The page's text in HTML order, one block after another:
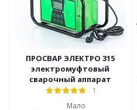
ПРОСВАР ЭЛЕКТРО 315
электромуфтовый
сварочный аппарат
1
Мало